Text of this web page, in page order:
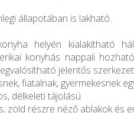
állapotában is lakható.
helyén kialakítható
konyhás nappali
jelentős
fiatalnak, gyermekesnek
délkeleti tájolású
zöld részre néző ablakok és